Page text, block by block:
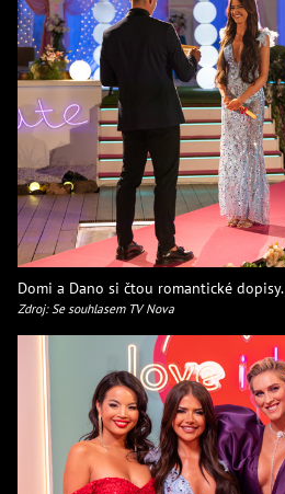
Domi a Dano si čtou romantické dopisy.
Zdroj: Se souhlasem TV Nova